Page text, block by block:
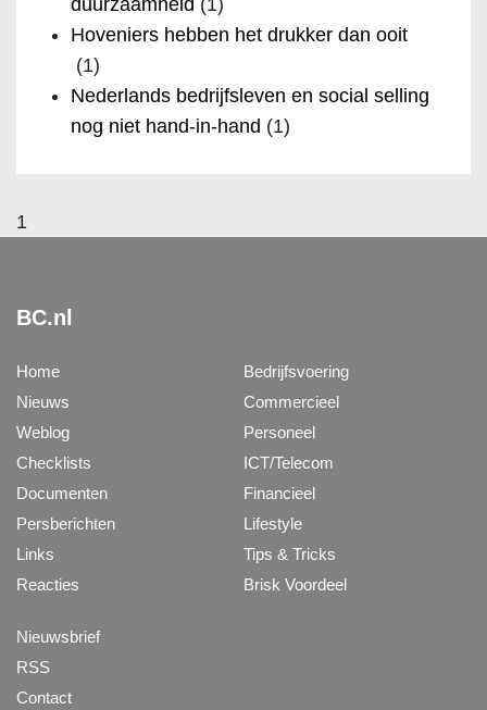
duurzaamheid (1)
Hoveniers hebben het drukker dan ooit
(1)
Nederlands bedrijfsleven en social selling
nog niet hand-in-hand (1)
1
BC.nl
Home
Nieuws
Weblog
Checklists
Documenten
Persberichten
Links
Reacties
Bedrijfsvoering
Commercieel
Personeel
ICT/Telecom
Financieel
Lifestyle
Tips & Tricks
Brisk Voordeel
Nieuwsbrief
RSS
Contact